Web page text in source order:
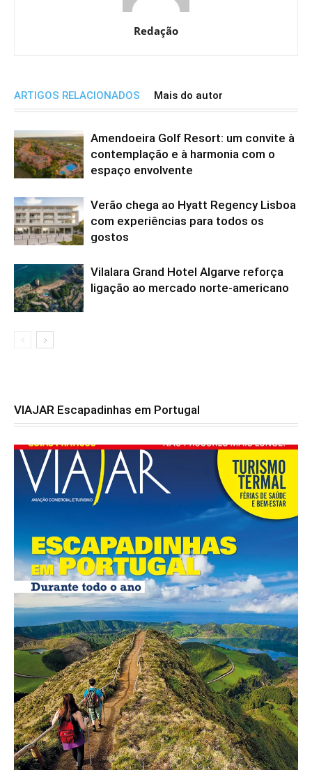
Redação
ARTIGOS RELACIONADOS Mais do autor
Amendoeira Golf Resort: um convite à
contemplação e à harmonia com o
espaço envolvente
Verão chega ao Hyatt Regency Lisboa
com experiências para todos os
gostos
Vilalara Grand Hotel Algarve reforça
ligação ao mercado norte-americano
VIAJAR Escapadinhas em Portugal